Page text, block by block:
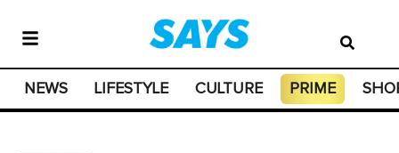
NEWS LIFESTYLE CULTURE PRIME